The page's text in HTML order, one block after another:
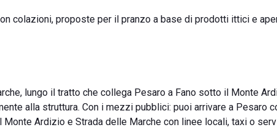
colazioni, proposte per il pranzo a base di prodotti ittici e
lungo il tratto che collega Pesaro a Fano sotto il Monte
alla struttura. Con i mezzi pubblici: puoi arrivare a Pesaro
Ardizio e Strada delle Marche con linee locali, taxi o